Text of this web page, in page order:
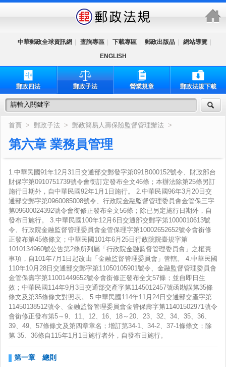
中華
中華郵政全球資訊網 查詢專區 下載專區 郵政出版品 網站導覽
ENGLISH
郵政四法 郵政子法 營業規章 郵政法規下載
首頁 > 郵政子法 > 郵政簡易人壽保險監督管理辦法 >
第六章 業務員管理
1.中華民國91年12月31日交通部交郵發字第091B000152號令、財政部台
財保字第0910751739號令會銜訂定發布全文46條；本辦法除第25條另訂
施行日期外，自中華民國92年1月1日施行。 2.中華民國96年3月20日交
通部交郵字第0960085008號令、行政院金融監督管理委員會金管保三字
第09600024392號令會銜修正發布全文56條；除已另定施行日期外，自
發布日施行。 3.中華民國100年12月6日交通部交郵字第1000010613號
令、行政院金融監督管理委員會金管保理字第10002652652號令會銜修
正發布第45條條文；中華民國101年6月25日行政院院臺規字第
1010134960號公告第2條所列屬「行政院金融監督管理委員會」之權責
事項，自101年7月1日起改由「金融監督管理委員會」管轄。 4.中華民國
110年10月28日交通部交郵字第11050105901號令、金融監督管理委員會
金管保壽字第11001449652號令會銜修正發布全文57條；並自即日生
效；中華民國114年9月3日交通部交產字第1145012457號函勘誤第35條
條文及第35條條文對照表。 5.中華民國114年11月24日交通部交產字第
11450138512號令、金融監督管理委員會金管保壽字第11401502971號令
會銜修正發布第5～9、11、12、16、18～20、23、32、34、35、36、
39、49、57條條文及第四章章名；增訂第34-1、34-2、37-1條條文；除
第 35、36條自115年1月1日施行者外，自發布日施行。
第一章 總則